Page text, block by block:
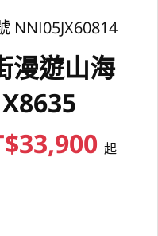
NNI05JX60814
漫遊山海
起